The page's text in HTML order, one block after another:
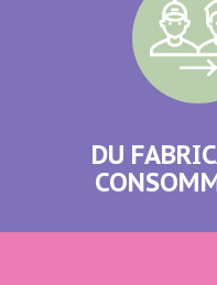
DU